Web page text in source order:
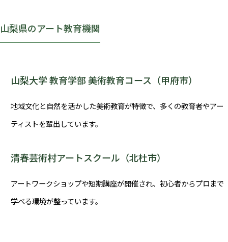
山梨県のアート教育機関
山梨大学 教育学部 美術教育コース（甲府市）
地域文化と自然を活かした美術教育が特徴で、多くの教育者やアー
ティストを輩出しています。
清春芸術村アートスクール（北杜市）
アートワークショップや短期講座が開催され、初心者からプロまで
学べる環境が整っています。